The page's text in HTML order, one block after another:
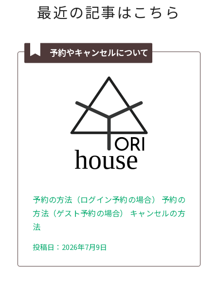
最近の記事はこちら
予約やキャンセルについて
予約の方法（ログイン予約の場合） 予約の
方法（ゲスト予約の場合） キャンセルの方
法
投稿日：2026年7月9日